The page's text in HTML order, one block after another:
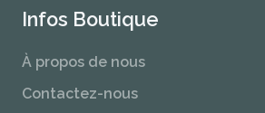
Infos Boutique
À propos de nous
Contactez-nous